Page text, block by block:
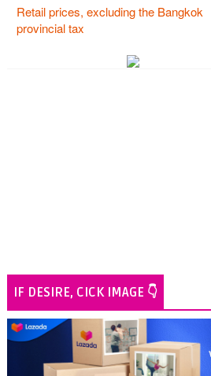
IF DESIRE, CICK IMAGE 👇